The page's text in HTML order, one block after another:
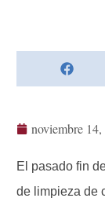
noviembre 14,
El pasado fin
de limpieza de